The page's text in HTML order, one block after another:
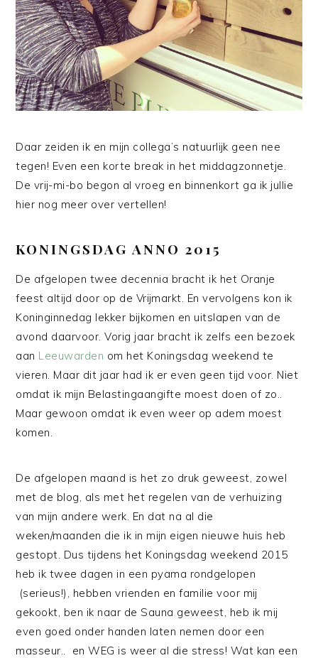
Daar zeiden ik en mijn collega’s natuurlijk geen nee
tegen! Even een korte break in het middagzonnetje.
De vrij-mi-bo begon al vroeg en binnenkort ga ik jullie
hier nog meer over vertellen!
KONINGSDAG ANNO 2015
De afgelopen twee decennia bracht ik het Oranje
feest altijd door op de Vrijmarkt. En vervolgens kon ik
Koninginnedag lekker bijkomen en uitslapen van de
avond daarvoor. Vorig jaar bracht ik zelfs een bezoek
aan Leeuwarden om het Koningsdag weekend te
vieren. Maar dit jaar had ik er even geen tijd voor. Niet
omdat ik mijn Belastingaangifte moest doen of zo..
Maar gewoon omdat ik even weer op adem moest
komen.
De afgelopen maand is het zo druk geweest, zowel
met de blog, als met het regelen van de verhuizing
van mijn andere werk. En dat na al die
weken/maanden die ik in mijn eigen nieuwe huis heb
gestopt. Dus tijdens het Koningsdag weekend 2015
heb ik twee dagen in een pyama rondgelopen
(serieus!), hebben vrienden en familie voor mij
gekookt, ben ik naar de Sauna geweest, heb ik mij
even goed onder handen laten nemen door een
masseur.. en WEG is weer al die stress! Wat kan een